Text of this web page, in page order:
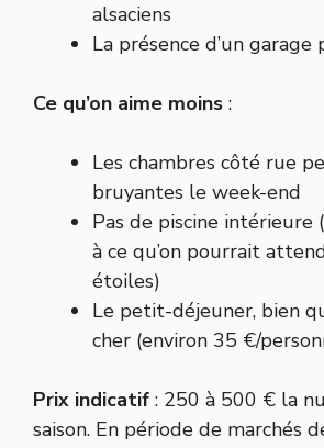
alsaciens
La présence d’un
Ce qu’on aime moins :
Les chambres côté rue
bruyantes le week-end
Pas de piscine intérieure
à ce qu’on pourrait
étoiles)
Le petit-déjeuner, bien
cher (environ 35 €/
Prix indicatif : 250 à 500 € la
saison. En période de marchés